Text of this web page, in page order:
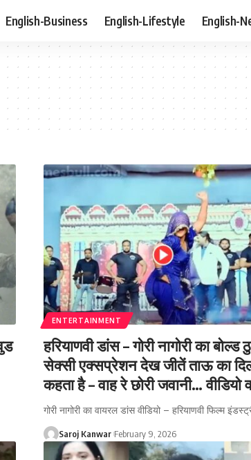
English-Business English-Lifestyle English-
ENTERTAINMENT
हरियाणवी डांस – गोरी नागोरी का
सेक्सी एक्सप्रेशन देख जीतें ताऊ का
कहता है – वाह रे छोरी जवानी… वीडियो
गोरी नागोरी का वायरल डांस वीडियो – हरियाणवी फिल्म
Saroj Kanwar February 9, 2026